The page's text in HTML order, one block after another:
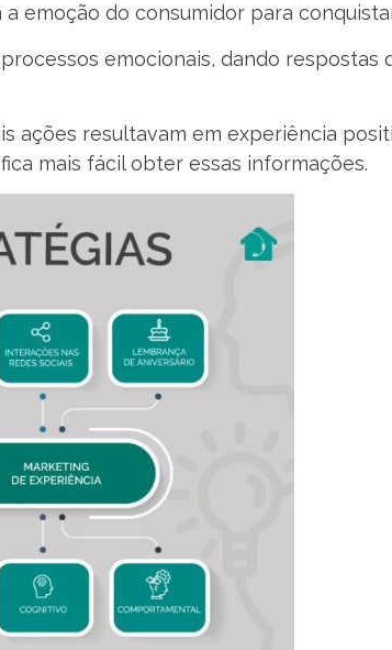
emoção do consumidor para
emocionais, dando respostas
ações resultavam em experiência
mais fácil obter essas informações.